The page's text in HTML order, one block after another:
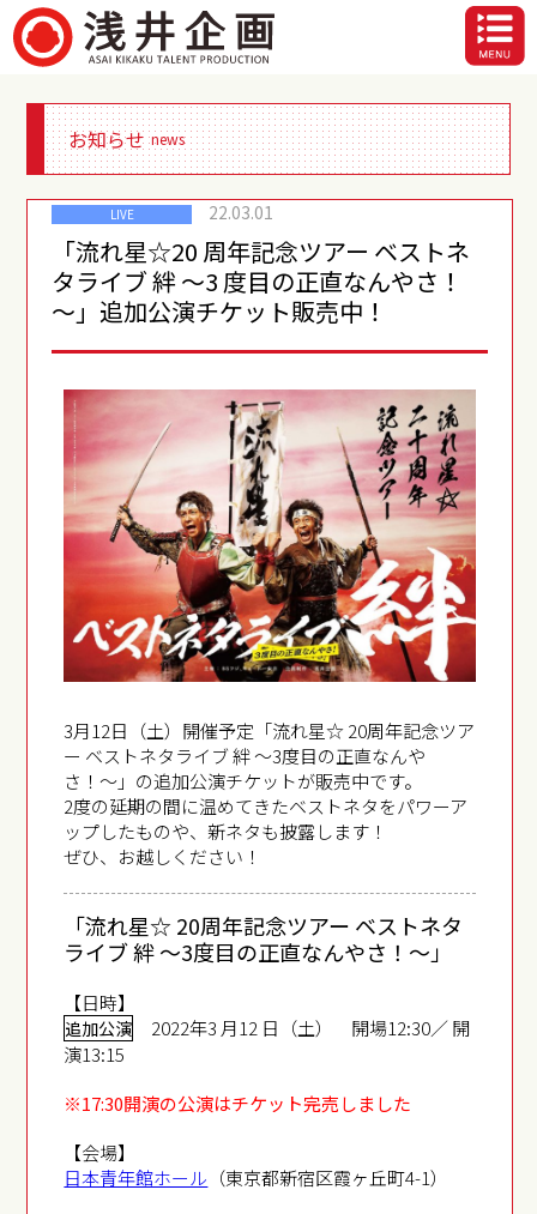
お知らせ news
LIVE 22.03.01
「流れ星☆20 周年記念ツアー ベストネ
タライブ 絆 ～3 度目の正直なんやさ！
～」追加公演チケット販売中！
3月12日（土）開催予定「流れ星☆ 20周年記念ツア
ー ベストネタライブ 絆 〜3度目の正直なんや
さ！〜」の追加公演チケットが販売中です。
2度の延期の間に温めてきたベストネタをパワーア
ップしたものや、新ネタも披露します！
ぜひ、お越しください！
「流れ星☆ 20周年記念ツアー ベストネタ
ライブ 絆 〜3度目の正直なんやさ！〜」
【日時】
追加公演
2022年3 月12 日（土） 開場12:30／ 開
演13:15
※17:30開演の公演はチケット完売しました
【会場】
日本青年館ホール （東京都新宿区霞ヶ丘町4-1）